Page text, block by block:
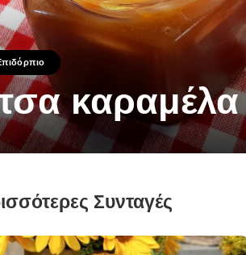
καραμέλα
Μαΐου 2023
Συνταγές